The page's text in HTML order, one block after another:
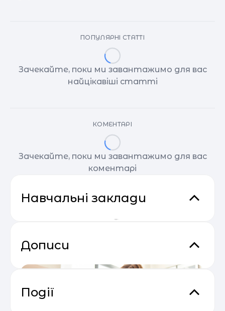
ПОПУЛЯРНІ СТАТТІ
Зачекайте, поки ми завантажимо для вас
найцікавіші статті
КОМЕНТАРІ
Зачекайте, поки ми завантажимо для вас
коментарі
Навчальні заклади
Дописи
Події